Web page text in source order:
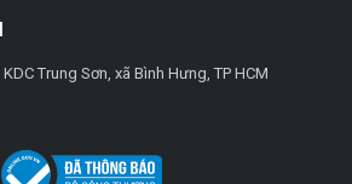
Trung Sơn, xã Bình Hưng, TP HCM